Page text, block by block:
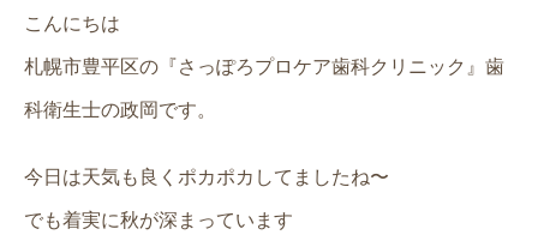
こんにちは
札幌市豊平区の『さっぽろプロケア歯科クリニック』歯
科衛生士の政岡です。
今日は天気も良くポカポカしてましたね〜
でも着実に秋が深まっています